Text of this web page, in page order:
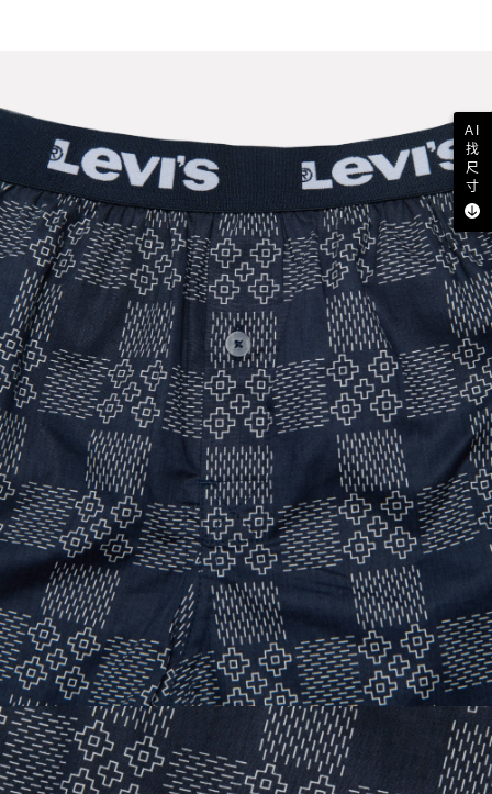
AI
找
尺
寸